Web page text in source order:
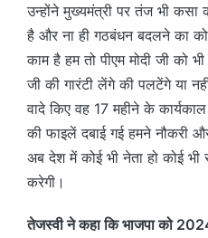
उन्होंने मुख्यमंत्री पर तंज भी
है और ना ही गठबंधन बदलने का
काम है हम तो पीएम मोदी जी को
जी की गारंटी लेंगे की पलटेंगे या
वादे किए वह 17 महीने के
की फाइलें दबाई गई हमने नौकरी
अब देश में कोई भी नेता हो कोई भी
करेगी।
तेजस्वी ने कहा कि भाजपा को